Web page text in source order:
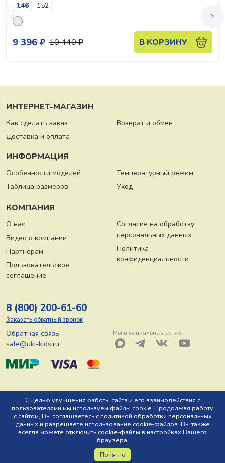
146 152
9 396 ₽ 10 440 ₽ В КОРЗИНУ
С целью улучшения работы сайта и его взаимодействия с
пользователями мы используем файлы cookie. Продолжая работу
с сайтом, Вы соглашаетесь сполитикой обработки персональных
данных и разрешаете использование cookie-файлов. Вы также
всегда можете отключить cookie-файлы в настройках Вашего
браузера.
Понятно
ИНТЕРНЕТ-МАГАЗИН
Как сделать заказ
Доставка и оплата
Возврат и обмен
ИНФОРМАЦИЯ
Особенности моделей
Таблица размеров
Температурный режим
Уход
КОМПАНИЯ
О нас
Видео о компании
Партнёрам
Пользовательское
соглашение
Согласие на обработку
персональных данных
Политика
конфиденциальности
8 (800) 200-61-60
Заказать обратный звонок
Обратная связь
sale@uki-kids.ru
Мы в социальных сетях:
© ООО «Юки-кидс» 2026, Тел: 8 (800) 200-61-60, Адрес: 150044 г.
Ярославль, пр-т Октября, д. 78 Ю